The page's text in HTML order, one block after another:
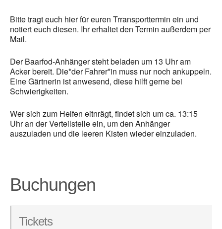
Bitte tragt euch hier für euren Trransporttermin ein und
notiert euch diesen. Ihr erhaltet den Termin außerdem per
Mail.
Der Baarfod-Anhänger steht beladen um 13 Uhr am
Acker bereit. Die*der Fahrer*in muss nur noch ankuppeln.
Eine Gärtnerin ist anwesend, diese hilft gerne bei
Schwierigkeiten.
Wer sich zum Helfen eitnrägt, findet sich um ca. 13:15
Uhr an der Verteilstelle ein, um den Anhänger
auszuladen und die leeren Kisten wieder einzuladen.
Buchungen
Tickets